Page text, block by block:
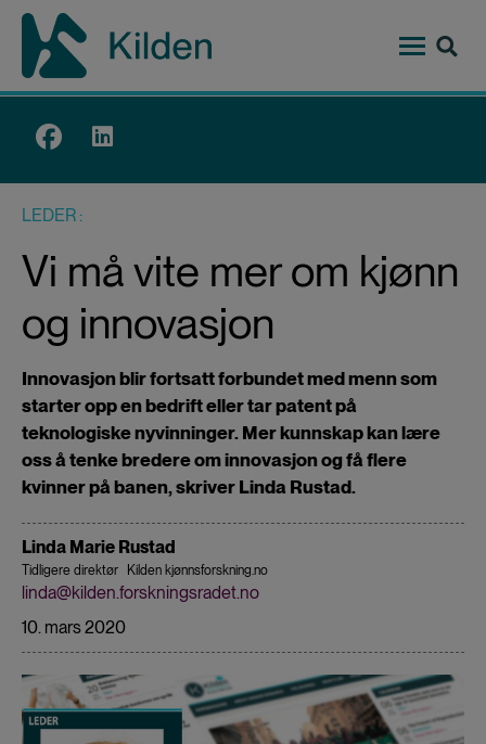
Hopp
hovedinnhold
Top
LEDER
Vi må vite mer om kjønn
og innovasjon
Innovasjon blir fortsatt forbundet med menn som
starter opp en bedrift eller tar patent på
teknologiske nyvinninger. Mer kunnskap kan lære
oss å tenke bredere om innovasjon og få flere
kvinner på banen, skriver Linda Rustad.
Linda Marie Rustad
Tidligere direktør Kilden kjønnsforskning.no
linda@kilden.forskningsradet.no
10. mars 2020